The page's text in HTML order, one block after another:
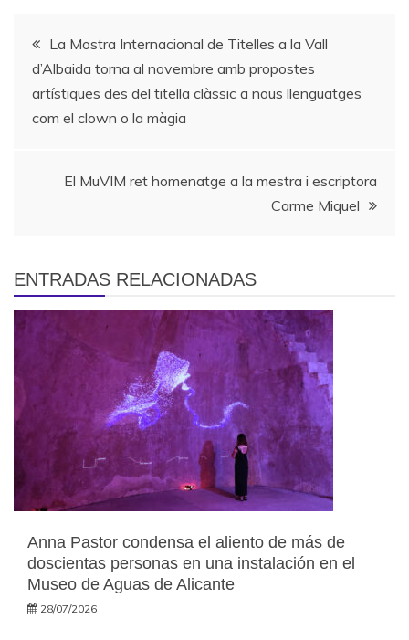
Navegación
de
La Mostra Internacional de Titelles a la Vall
d’Albaida torna al novembre amb propostes
artístiques des del titella clàssic a nous llenguatges
com el clown o la màgia
El MuVIM ret homenatge a la mestra i escriptora
Carme Miquel
ENTRADAS RELACIONADAS
Anna Pastor condensa el aliento de más de
doscientas personas en una instalación en el
Museo de Aguas de Alicante
28/07/2026